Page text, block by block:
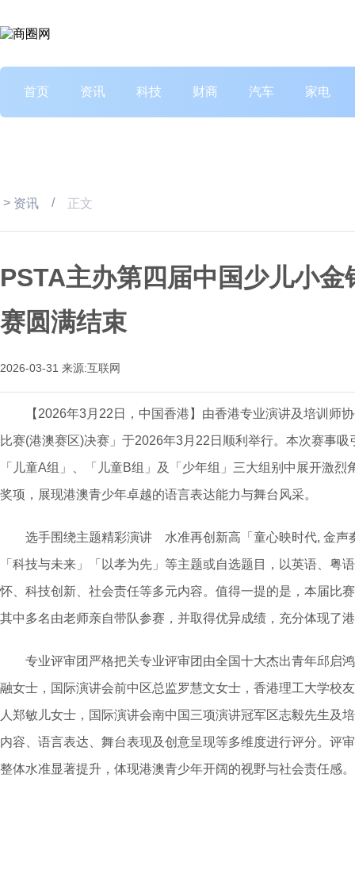
首页 资讯 科技 财商 汽车 家电
> 资讯 / 正文
PSTA主办第四届中国少儿小
赛圆满结束
2026-03-31 来源:互联网
【2026年3月22日，中国香港】由香港专业演讲及培训师协
比赛(港澳赛区)决赛」于2026年3月22日顺利举行。本次赛事
「儿童A组」、「儿童B组」及「少年组」三大组别中展开激
奖项，展现港澳青少年卓越的语言表达能力与舞台风采。
选手围绕主题精彩演讲 水准再创新高「童心映时代, 金声
「科技与未来」「以孝为先」等主题或自选题目，以英语、粤
怀、科技创新、社会责任等多元内容。值得一提的是，本届比
其中多名由老师亲自带队参赛，并取得优异成绩，充分体现了
专业评审团严格把关专业评审团由全国十大杰出青年邱启
融女士，国际演讲会前中区总监罗慧文女士，香港理工大学校
人郑敏儿女士，国际演讲会南中国三项演讲冠军区志毅先生及
内容、语言表达、舞台表现及创意呈现等多维度进行评分。评
整体水准显著提升，体现港澳青少年开阔的视野与社会责任感。